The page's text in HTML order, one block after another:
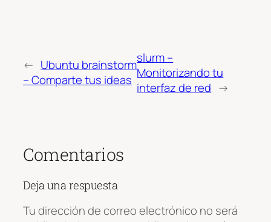
← Ubuntu brainstorm
– Comparte tus ideas
slurm –
Monitorizando tu
interfaz de red →
Comentarios
Deja una respuesta
Tu dirección de correo electrónico no será